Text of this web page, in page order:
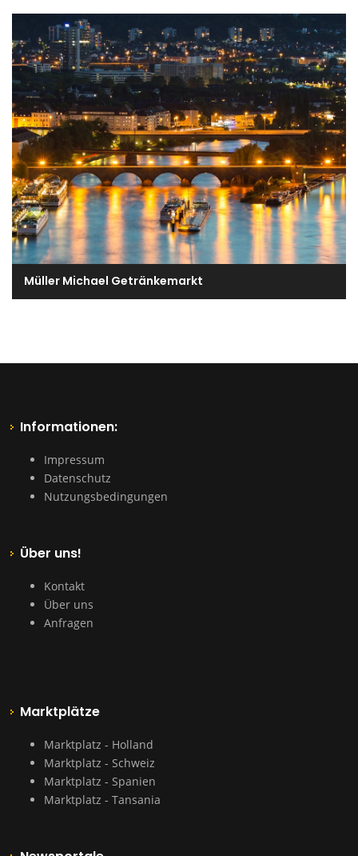
Müller Michael Getränkemarkt
Informationen:
Impressum
Datenschutz
Nutzungsbedingungen
Über uns!
Kontakt
Über uns
Anfragen
Marktplätze
Marktplatz - Holland
Marktplatz - Schweiz
Marktplatz - Spanien
Marktplatz - Tansania